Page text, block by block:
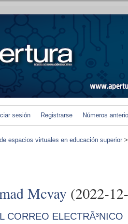
sesión Registrarse Números
espacios virtuales en educación superior
Mcvay (2022-
CORREO ELECTRÃ³NICO